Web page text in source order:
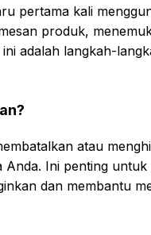
pertama kali
produk,
adalah langkah-
atau
Ini penting
dan membantu